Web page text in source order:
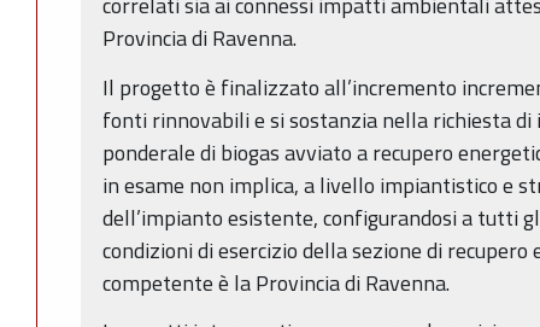
Provincia di Ravenna.
Il progetto è finalizzato all’incremento
fonti rinnovabili e si sostanzia nella richiesta
ponderale di biogas avviato a recupero
in esame non implica, a livello impiantistico e
dell’impianto esistente, configurandosi a tutti
condizioni di esercizio della sezione di
competente è la Provincia di Ravenna.